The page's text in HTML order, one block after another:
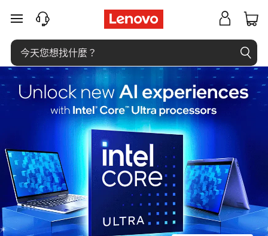
A
t
R
什
麼
？
跳至主要內容